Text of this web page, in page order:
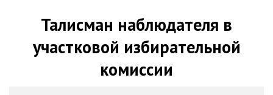
Талисман наблюдателя в
участковой избирательной
комиссии